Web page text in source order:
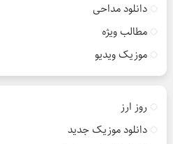
دانلود مداحی
مطالب ویژه
موزیک ویدیو
روز ارز
دانلود موزیک جدید